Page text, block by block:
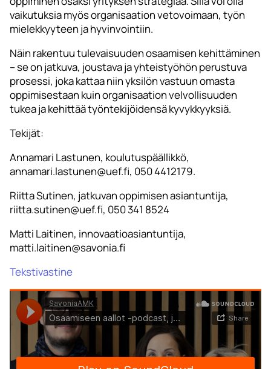
vaikutuksia myös organisaation vetovoimaan, työn
mielekkyyteen ja hyvinvointiin.
Näin rakentuu tulevaisuuden osaamisen kehittäminen
– se on jatkuva, joustava ja yhteistyöhön perustuva
prosessi, joka kattaa niin yksilön vastuun omasta
oppimisestaan kuin organisaation velvollisuuden
tukea ja kehittää työntekijöidensä kyvykkyyksiä.
Tekijät:
Annamari Lastunen, koulutuspäällikkö,
annamari.lastunen@uef.fi, 050 4412179.
Riitta Sutinen, jatkuvan oppimisen asiantuntija,
riitta.sutinen@uef.fi, 050 341 8524
Matti Laitinen, innovaatioasiantuntija,
matti.laitinen@savonia.fi
Tekstivastine